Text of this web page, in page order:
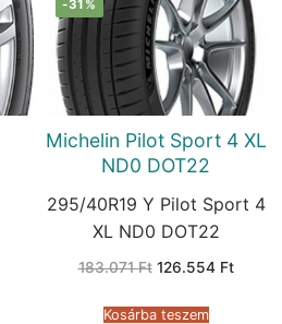
-31%
Michelin Pilot Sport 4 XL
ND0 DOT22
295/40R19 Y Pilot Sport 4
XL ND0 DOT22
183.071Ft Original
183.071 Ft.
126.554 Ft
Kosárba teszem